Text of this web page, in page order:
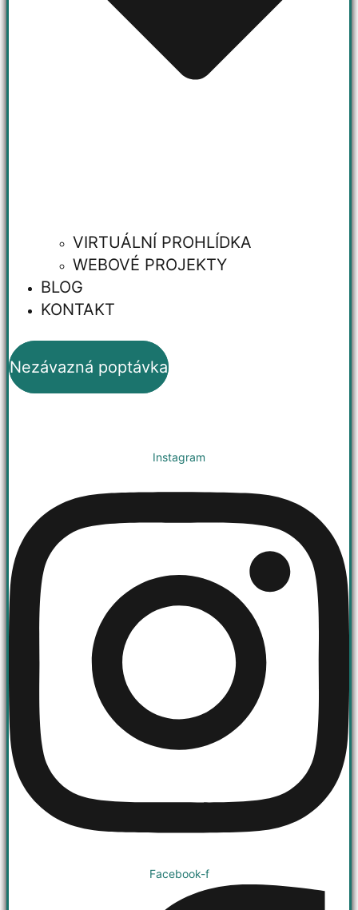
VIRTUÁLNÍ PROHLÍDKA
WEBOVÉ PROJEKTY
BLOG
KONTAKT
Nezávazná poptávka
Instagram
Facebook-f